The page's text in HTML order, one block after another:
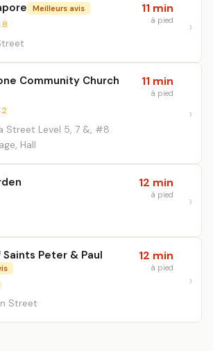
Meilleurs avis 11 min
à pied
Community Church
Street Level 5, 7 &, #8
Hall
11 min
à pied
12 min
à pied
Peter & Paul
Street
12 min
à pied